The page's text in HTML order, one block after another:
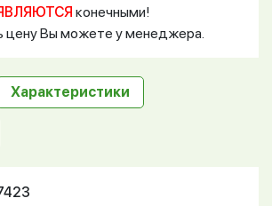
конечными!
цену Вы можете у менеджера.
Характеристики